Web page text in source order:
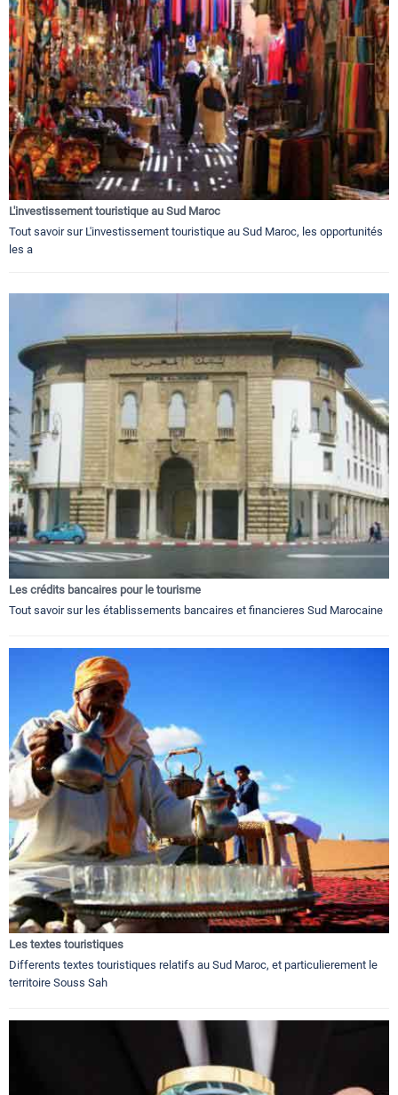
L'investissement touristique au Sud Maroc
Tout savoir sur L'investissement touristique au Sud Maroc, les opportunités
les a
Les crédits bancaires pour le tourisme
Tout savoir sur les établissements bancaires et financieres Sud Marocaine
Les textes touristiques
Differents textes touristiques relatifs au Sud Maroc, et particulierement le
territoire Souss Sah